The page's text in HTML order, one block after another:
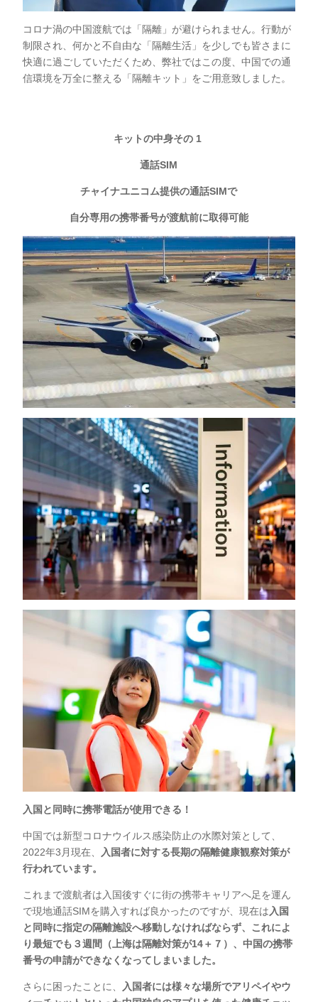
コロナ渦の中国渡航では「隔離」が避けられません。行動が
制限され、何かと不自由な「隔離生活」を少しでも皆さまに
快適に過ごしていただくため、弊社ではこの度、中国での通
信環境を万全に整える「隔離キット」をご用意致しました。
キットの中身その 1
通話SIM
チャイナユニコム提供の通話SIMで
自分専用の携帯番号が渡航前に取得可能
入国と同時に携帯電話が使用できる！
中国では新型コロナウイルス感染防止の水際対策として、
2022年3月現在、
入国者に対する長期の隔離健康観察対策が
行われています。
これまで渡航者は入国後すぐに街の携帯キャリアへ足を運ん
で現地通話SIMを購入すれば良かったのですが、現在は 入国
と同時に指定の隔離施設へ移動しなければならず、これによ
り最短でも３週間（上海は隔離対策が14＋７）、中国の携帯
番号の申請ができなくなってしまいました。
さらに困ったことに、
入国者には様々な場所でアリペイやウ